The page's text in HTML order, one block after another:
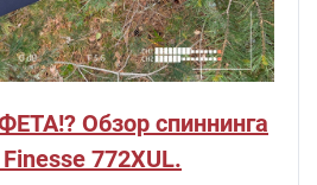
Обзор спиннинга
772XUL.